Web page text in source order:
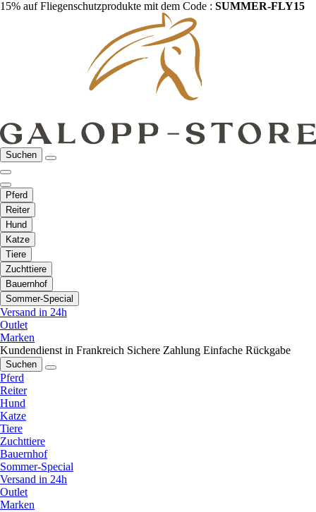
15% auf Fliegenschutzprodukte mit dem Code : SUMMER-FLY15
Suchen
Pferd
Reiter
Hund
Katze
Tiere
Zuchttiere
Bauernhof
Sommer-Special
Versand in 24h
Outlet
Marken
Kundendienst in Frankreich Sichere Zahlung Einfache Rückgabe
Suchen
Pferd
Reiter
Hund
Katze
Tiere
Zuchttiere
Bauernhof
Sommer-Special
Versand in 24h
Outlet
Marken